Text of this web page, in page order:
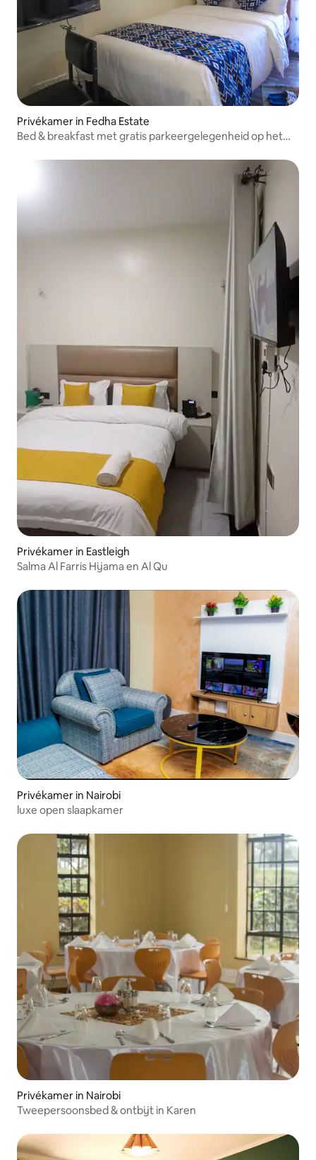
Privékamer in Fedha Estate
Bed & breakfast met gratis parkeergelegenheid op het
Privékamer in Eastleigh
Salma Al Farris Hijama en Al Qu
Privékamer in Nairobi
luxe open slaapkamer
Privékamer in Nairobi
Tweepersoonsbed & ontbijt in Karen